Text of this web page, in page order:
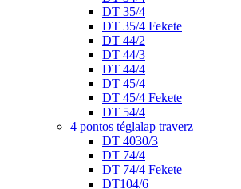
DT 35/4
DT 35/4 Fekete
DT 44/2
DT 44/3
DT 44/4
DT 45/4
DT 45/4 Fekete
DT 54/4
4 pontos téglalap traverz
DT 4030/3
DT 74/4
DT 74/4 Fekete
DT104/6